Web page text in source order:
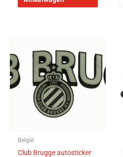
België
Club Brugge autosticker